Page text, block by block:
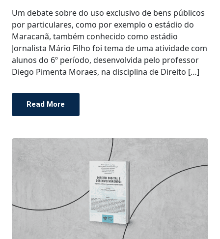
Um debate sobre do uso exclusivo de bens públicos
por particulares, como por exemplo o estádio do
Maracanã, também conhecido como estádio
Jornalista Mário Filho foi tema de uma atividade com
alunos do 6º período, desenvolvida pelo professor
Diego Pimenta Moraes, na disciplina de Direito […]
Read More